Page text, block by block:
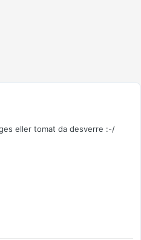
eller tomat da desverre :-/